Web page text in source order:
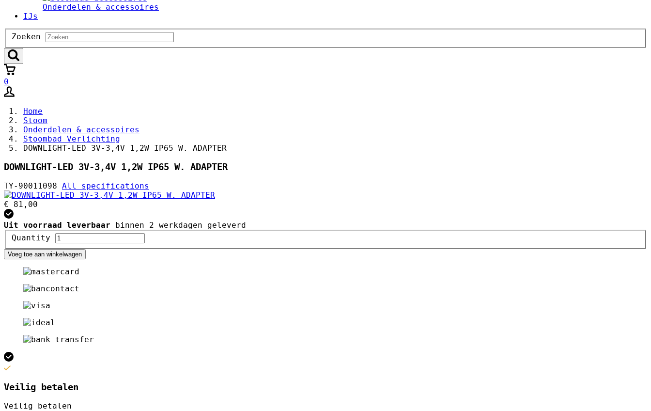
Onderdelen & accessoires
IJs
Zoeken
Zoeken
0
Home
Stoom
Onderdelen & accessoires
Stoombad Verlichting
DOWNLIGHT-LED 3V-3,4V 1,2W IP65 W. ADAPTER
DOWNLIGHT-LED 3V-3,4V 1,2W IP65 W. ADAPTER
TY-90011098 All specifications
€ 81,00
Uit voorraad leverbaar
binnen 2 werkdagen geleverd
Quantity
Voeg toe aan winkelwagen
Veilig betalen
Veilig betalen